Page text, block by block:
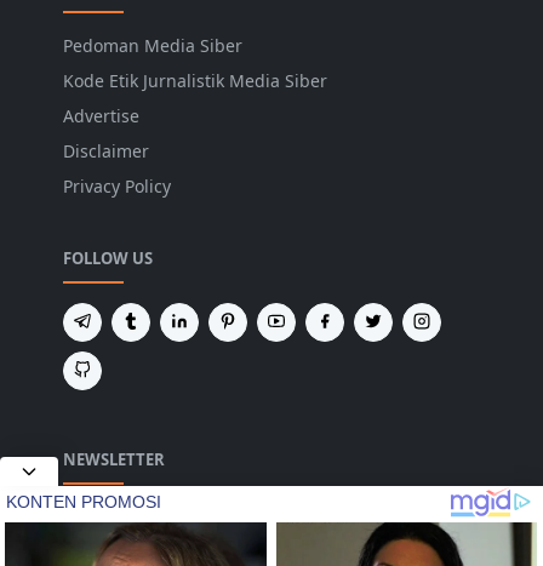
Pedoman Media Siber
Kode Etik Jurnalistik Media Siber
Advertise
Disclaimer
Privacy Policy
FOLLOW US
NEWSLETTER
terbaru dan pembaruan penting dari kami.